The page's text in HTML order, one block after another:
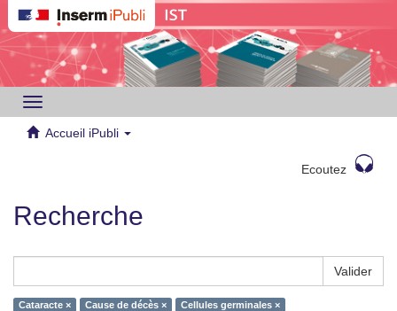
Toggle
navigation
Accueil iPubli
Ecoutez
Recherche
Valider
Cataracte × Cause de décès ×
Cellules germinales ×